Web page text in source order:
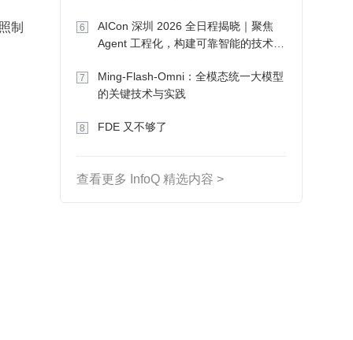
制 6
AICon 深圳 2026 全日程揭晓｜聚焦
Agent 工程化，构建可靠智能的技术路
7
Ming-Flash-Omni：全模态统一大模型
的关键技术与实践
8 FDE 又不够了
查看更多 InfoQ 精选内容 >